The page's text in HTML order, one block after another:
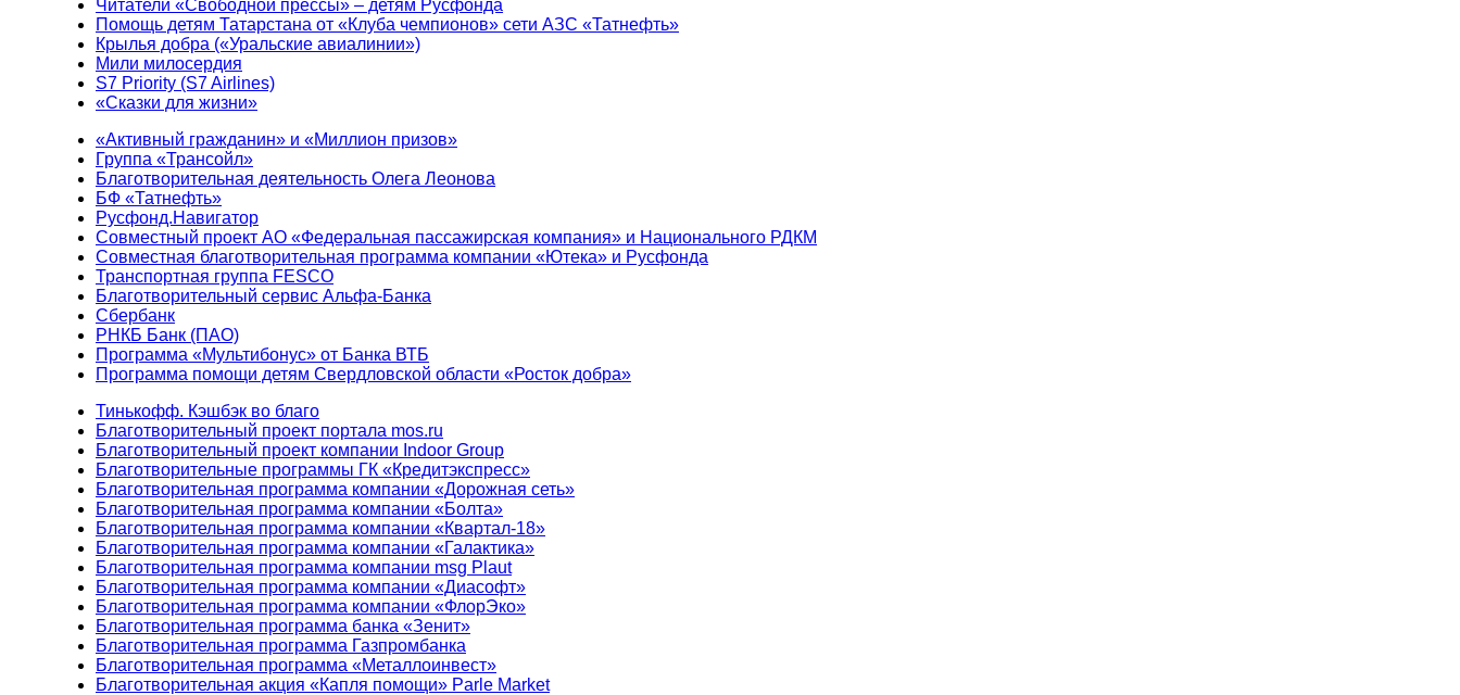
Читатели «Свободной прессы» – детям Русфонда
Помощь детям Татарстана от «Клуба чемпионов» сети АЗС «Татнефть»
Крылья добра («Уральские авиалинии»)
Мили милосердия
S7 Priority (S7 Airlines)
«Сказки для жизни»
«Активный гражданин» и «Миллион призов»
Группа «Трансойл»
Благотворительная деятельность Олега Леонова
БФ «Татнефть»
Русфонд.Навигатор
Совместный проект АО «Федеральная пассажирская компания» и Национального РДКМ
Совместная благотворительная программа компании «Ютека» и Русфонда
Транспортная группа FESCO
Благотворительный сервис Альфа-Банка
Сбербанк
РНКБ Банк (ПАО)
Программа «Мультибонус» от Банка ВТБ
Программа помощи детям Свердловской области «Росток добра»
Тинькофф. Кэшбэк во благо
Благотворительный проект портала mos.ru
Благотворительный проект компании Indoor Group
Благотворительные программы ГК «Кредитэкспресс»
Благотворительная программа компании «Дорожная сеть»
Благотворительная программа компании «Болта»
Благотворительная программа компании «Квартал-18»
Благотворительная программа компании «Галактика»
Благотворительная программа компании msg Plaut
Благотворительная программа компании «Диасофт»
Благотворительная программа компании «ФлорЭко»
Благотворительная программа банка «Зенит»
Благотворительная программа Газпромбанка
Благотворительная программа «Металлоинвест»
Благотворительная акция «Капля помощи» Parle Market